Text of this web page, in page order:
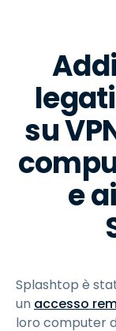
su
e
Splashtop è
un accesso
loro computer